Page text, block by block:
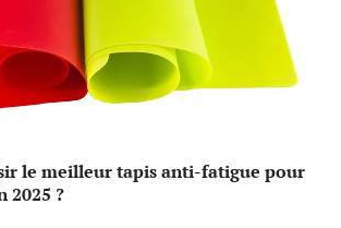
le meilleur tapis anti-fatigue pour
2025 ?